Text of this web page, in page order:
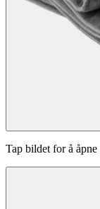
Tap bildet for å